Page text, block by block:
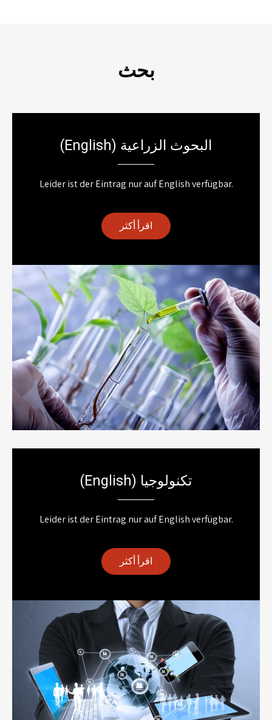
بحث
(English) البحوث الزراعية
Leider ist der Eintrag nur auf English verfügbar.
اقرأ أكثر
(English) تكنولوجيا
Leider ist der Eintrag nur auf English verfügbar.
اقرأ أكثر